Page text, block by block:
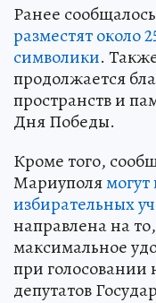
Ранее
разместят около
символики.
продолжается
пространств и
Дня Победы.
Кроме того,
Мариуполя
избирательных
направлена на
максимальное
при голосовании
депутатов